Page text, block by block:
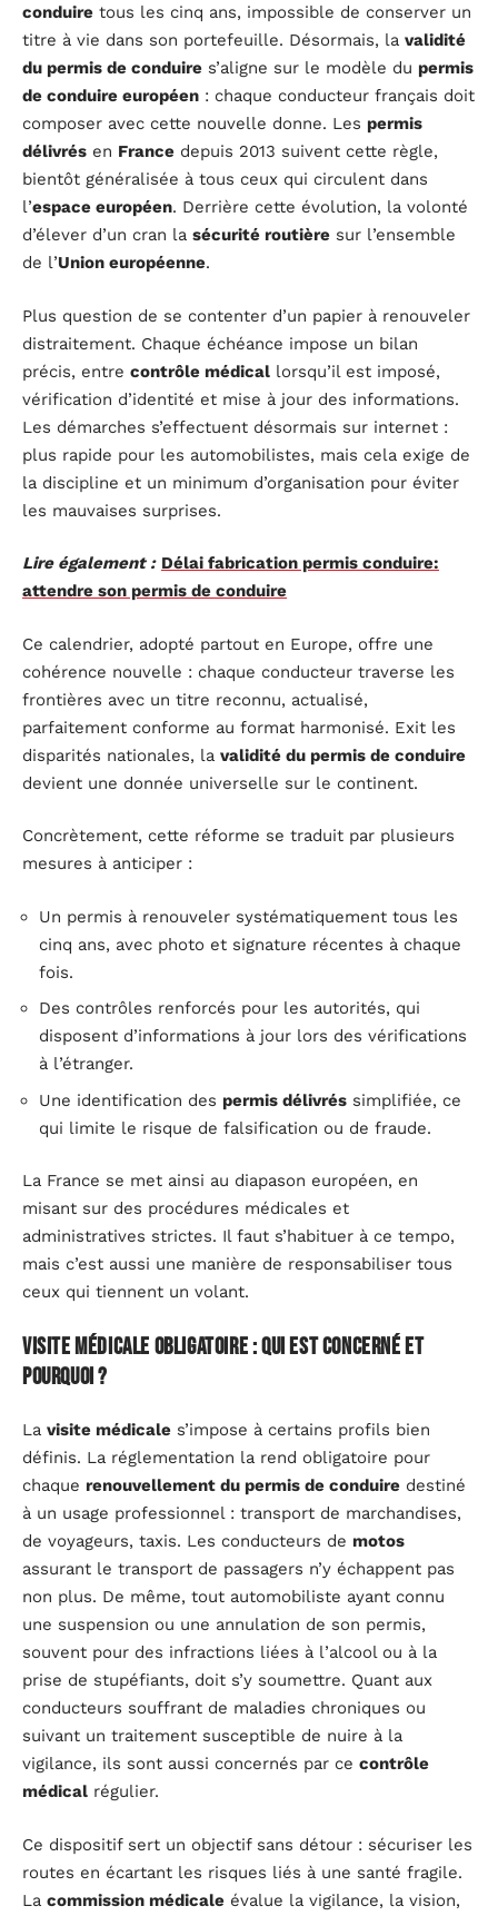
conduire tous les cinq ans, impossible de conserver un
titre à vie dans son portefeuille. Désormais, la validité
du permis de conduire s’aligne sur le modèle du permis
de conduire européen : chaque conducteur français doit
composer avec cette nouvelle donne. Les permis
délivrés en France depuis 2013 suivent cette règle,
bientôt généralisée à tous ceux qui circulent dans
l’espace européen. Derrière cette évolution, la volonté
d’élever d’un cran la sécurité routière sur l’ensemble
de l’Union européenne.
Plus question de se contenter d’un papier à renouveler
distraitement. Chaque échéance impose un bilan
précis, entre contrôle médical lorsqu’il est imposé,
vérification d’identité et mise à jour des informations.
Les démarches s’effectuent désormais sur internet :
plus rapide pour les automobilistes, mais cela exige de
la discipline et un minimum d’organisation pour éviter
les mauvaises surprises.
Lire également : Délai fabrication permis conduire:
attendre son permis de conduire
Ce calendrier, adopté partout en Europe, offre une
cohérence nouvelle : chaque conducteur traverse les
frontières avec un titre reconnu, actualisé,
parfaitement conforme au format harmonisé. Exit les
disparités nationales, la validité du permis de conduire
devient une donnée universelle sur le continent.
Concrètement, cette réforme se traduit par plusieurs
mesures à anticiper :
Un permis à renouveler systématiquement tous les
cinq ans, avec photo et signature récentes à chaque
fois.
Des contrôles renforcés pour les autorités, qui
disposent d’informations à jour lors des vérifications
à l’étranger.
Une identification des permis délivrés simplifiée, ce
qui limite le risque de falsification ou de fraude.
La France se met ainsi au diapason européen, en
misant sur des procédures médicales et
administratives strictes. Il faut s’habituer à ce tempo,
mais c’est aussi une manière de responsabiliser tous
ceux qui tiennent un volant.
Visite médicale obligatoire : qui est concerné et
pourquoi ?
La visite médicale s’impose à certains profils bien
définis. La réglementation la rend obligatoire pour
chaque renouvellement du permis de conduire destiné
à un usage professionnel : transport de marchandises,
de voyageurs, taxis. Les conducteurs de motos
assurant le transport de passagers n’y échappent pas
non plus. De même, tout automobiliste ayant connu
une suspension ou une annulation de son permis,
souvent pour des infractions liées à l’alcool ou à la
prise de stupéfiants, doit s’y soumettre. Quant aux
conducteurs souffrant de maladies chroniques ou
suivant un traitement susceptible de nuire à la
vigilance, ils sont aussi concernés par ce contrôle
médical régulier.
Ce dispositif sert un objectif sans détour : sécuriser les
routes en écartant les risques liés à une santé fragile.
La commission médicale évalue la vigilance, la vision,